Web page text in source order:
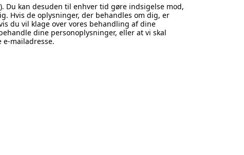
kan desuden til enhver tid gøre indsigelse mod,
Hvis de oplysninger, der behandles om dig, er
du vil klage over vores behandling af dine
dine personoplysninger, eller at vi skal
mailadresse.